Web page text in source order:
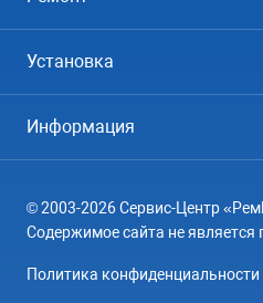
Посудомоечные машины
Кондиционеры
Варочные панели
Установка
Кондиционеры
Информация
География
© 2003-2026 Сервис-Центр
Содержимое сайта не является
Политика конфиденциальности